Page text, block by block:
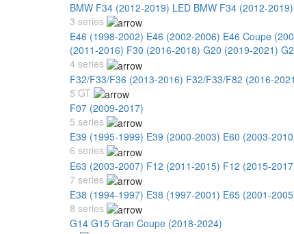
BMW F34 (2012-2019) LED BMW F34 (2012-
3 series
E46 (1998-2002) E46 (2002-2006) E46 Coupe
(2011-2016) F30 (2016-2018) G20 (2019-2021)
4 series
F32/F33/F36 (2013-2016) F32/F33/F82 (2016-
5 GT
F07 (2009-2017)
5 series
E39 (1995-1999) E39 (2000-2003) E60 (2003-
6 series
E63 (2003-2007) F12 (2011-2015) F12 (2015-
7 series
E38 (1994-1997) E38 (1997-2001) E65 (2001-
8 series
G14 G15 Gran Coupe (2018-2024)